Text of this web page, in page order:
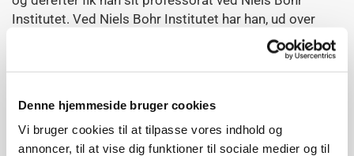
Denne hjemmeside bruger cookies
Vi bruger cookies til at tilpasse vores indhold og
annoncer, til at vise dig funktioner til sociale medier og til
Institutet. Ved Niels Bohr Institutet har han, ud over
diverse forskningsprojekter, vejledt mange bachelor-,
speciale- og ph.d.-studerende. Han har desuden
undervist og udviklet en del “semesterkurser" i
meteorologer med universitetsbaggrund har haft ham
som lærer på et eller flere tidspunkter.